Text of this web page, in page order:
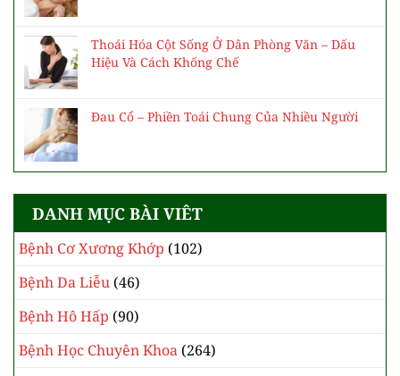
Thoái Hóa Cột Sống Ở Dân Phòng Văn – Dấu
Hiệu Và Cách Khống Chế
Đau Cổ – Phiền Toái Chung Của Nhiều Người
DANH MỤC BÀI VIÊT
Bệnh Cơ Xương Khớp (102)
Bệnh Da Liễu (46)
Bệnh Hô Hấp (90)
Bệnh Học Chuyên Khoa (264)